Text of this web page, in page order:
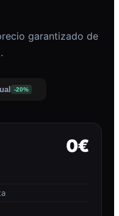
garantizado de
-20%
0€